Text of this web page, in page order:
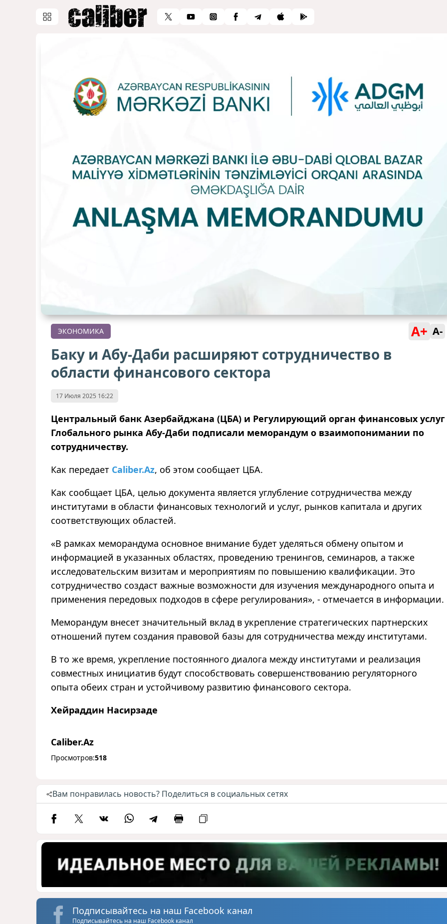
ЭКОНОМИКА A+ A-
Баку и Абу-Даби расширяют сотрудничество в
области финансового сектора
17 Июля 2025 16:22
Центральный банк Азербайджана (ЦБА) и Регулирующий орган финансовых услуг
Глобального рынка Абу-Даби подписали меморандум о взаимопонимании по
сотрудничеству.
Как передает Caliber.Az, об этом сообщает ЦБА.
Как сообщает ЦБА, целью документа является углубление сотрудничества между
институтами в области финансовых технологий и услуг, рынков капитала и других
соответствующих областей.
«В рамках меморандума основное внимание будет уделяться обмену опытом и
информацией в указанных областях, проведению тренингов, семинаров, а также
исследовательским визитам и мероприятиям по повышению квалификации. Это
сотрудничество создаст важные возможности для изучения международного опыта и
применения передовых подходов в сфере регулирования», - отмечается в информации.
Меморандум внесет значительный вклад в укрепление стратегических партнерских
отношений путем создания правовой базы для сотрудничества между институтами.
В то же время, укрепление постоянного диалога между институтами и реализация
совместных инициатив будут способствовать совершенствованию регуляторного
опыта обеих стран и устойчивому развитию финансового сектора.
Хейраддин Насирзаде
Caliber.Az
Просмотров:518
Вам понравилась новость? Поделиться в социальных сетях
Подписывайтесь на наш Facebook канал
Подписывайтесь на наш Facebook канал